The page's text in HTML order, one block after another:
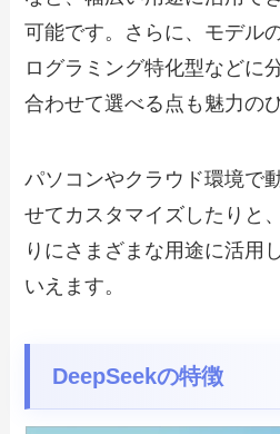
可能です。さらに、モデル
ログラミング特化型などに
合わせて選べる点も魅力の
パソコンやクラウド環境で
せてカスタマイズしたりと
りにさまざまな用途に活用
いえます。
DeepSeekの特徴